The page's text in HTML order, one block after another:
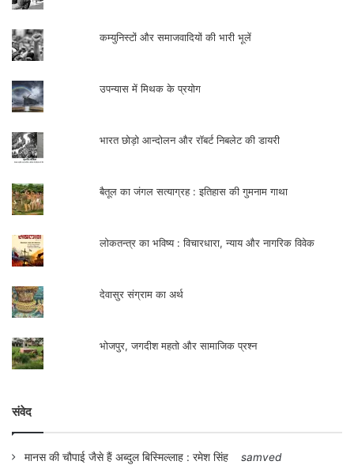
कम्युनिस्टों और समाजवादियों की भारी भूलें
उपन्यास में मिथक के प्रयोग
भारत छोड़ो आन्दोलन और रॉबर्ट निबलेट की डायरी
बैतूल का जंगल सत्याग्रह : इतिहास की गुमनाम गाथा
लोकतन्त्र का भविष्य : विचारधारा, न्याय और नागरिक विवेक
देवासुर संग्राम का अर्थ
भोजपुर, जगदीश महतो और सामाजिक प्रश्न
संवेद
मानस की चौपाई जैसे हैं अब्दुल बिस्मिल्लाह : रमेश सिंह
samved